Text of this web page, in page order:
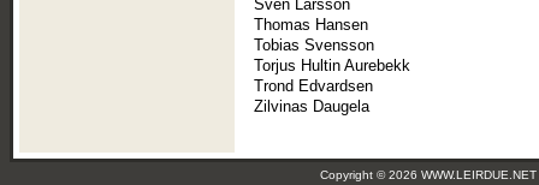
Sven Larsson
Thomas Hansen
Tobias Svensson
Torjus Hultin Aurebekk
Trond Edvardsen
Zilvinas Daugela
Copyright © 2026